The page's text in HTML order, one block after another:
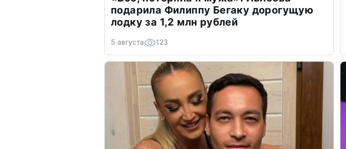
подарила Филиппу Бегаку дорогущую
лодку за 1,2 млн рублей
5 августа 123